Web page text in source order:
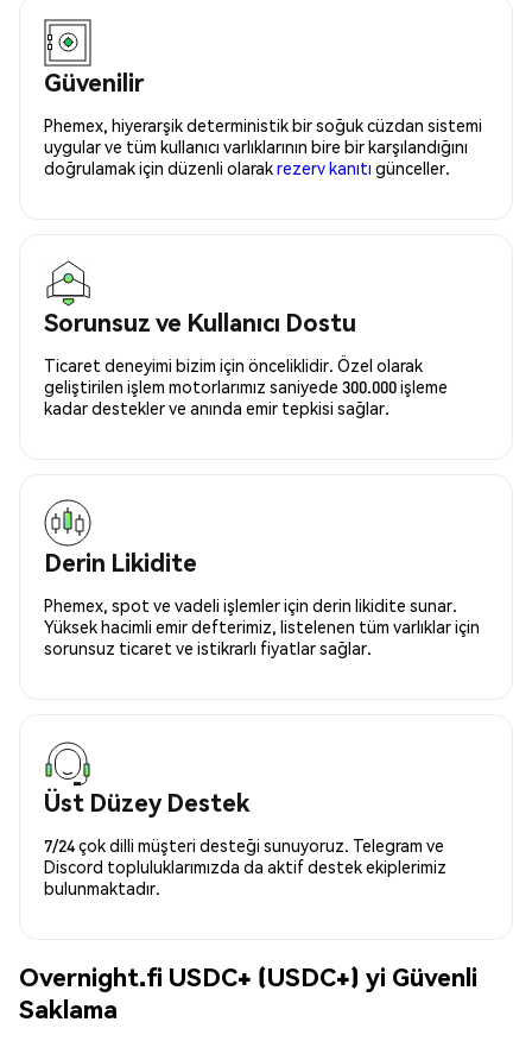
Güvenilir
Phemex, hiyerarşik deterministik bir soğuk cüzdan sistemi
uygular ve tüm kullanıcı varlıklarının bire bir karşılandığını
doğrulamak için düzenli olarakrezerv kanıtı günceller.
Sorunsuz ve Kullanıcı Dostu
Ticaret deneyimi bizim için önceliklidir. Özel olarak
geliştirilen işlem motorlarımız saniyede 300.000 işleme
kadar destekler ve anında emir tepkisi sağlar.
Derin Likidite
Phemex, spot ve vadeli işlemler için derin likidite sunar.
Yüksek hacimli emir defterimiz, listelenen tüm varlıklar için
sorunsuz ticaret ve istikrarlı fiyatlar sağlar.
Üst Düzey Destek
7/24 çok dilli müşteri desteği sunuyoruz. Telegram ve
Discord topluluklarımızda da aktif destek ekiplerimiz
bulunmaktadır.
Overnight.fi USDC+ (USDC+) yi Güvenli
Saklama